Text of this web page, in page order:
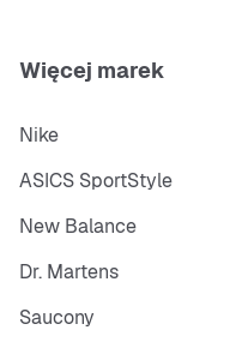
Więcej marek
Nike
ASICS SportStyle
New Balance
Dr. Martens
Saucony